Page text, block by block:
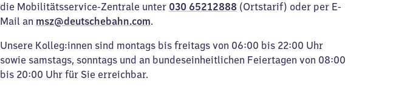
die Mobilitätsservice-Zentrale unter 030 65212888 (Ortstarif) oder per E-
Mail an msz@deutschebahn.com.
Unsere Kolleg:innen sind montags bis freitags von 06:00 bis 22:00 Uhr
sowie samstags, sonntags und an bundeseinheitlichen Feiertagen von 08:00
bis 20:00 Uhr für Sie erreichbar.